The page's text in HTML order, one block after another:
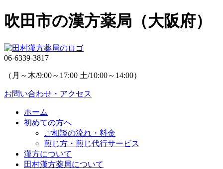
吹田市の漢方薬局（大阪府）
06-6339-3817
（月～木/9:00～17:00 土/10:00～14:00）
お問い合わせ・アクセス
ホーム
初めての方へ
ご相談の流れ・料金
煎じ方・煎じ代行サービス
漢方について
田村漢方薬局について